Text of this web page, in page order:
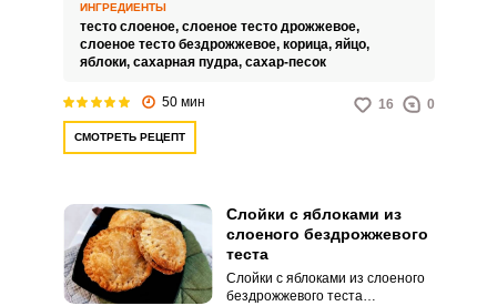
желанию, можете заменить
сахаром тростниковым.
выглядит привлекательно и
украсит собой любое
мероприятие независимо от
повода.
ИНГРЕДИЕНТЫ
тесто слоеное, слоеное тесто дрожжевое,
слоеное тесто бездрожжевое, корица, яйцо,
яблоки, сахарная пудра, сахар-песок
50 мин 16 0
СМОТРЕТЬ РЕЦЕПТ
Слойки с яблоками из
слоеного бездрожжевого
теста
Слойки с яблоками из слоеного
бездрожжевого теста